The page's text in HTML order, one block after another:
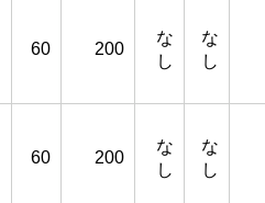
60 200
な
し
な
し
60 200
な
し
な
し